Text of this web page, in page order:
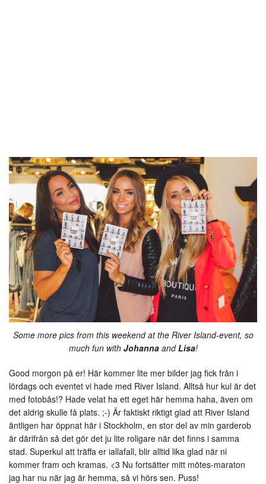
Some more pics from this weekend at the River Island-event, so
much fun with JohannaandLisa!
Good morgon på er! Här kommer lite mer bilder jag fick från i
lördags och eventet vi hade med River Island. Alltså hur kul är det
med fotobås!? Hade velat ha ett eget här hemma haha, även om
det aldrig skulle få plats. ;-) Är faktiskt riktigt glad att River Island
äntligen har öppnat här i Stockholm, en stor del av min garderob
är därifrån så det gör det ju lite roligare när det finns i samma
stad. Superkul att träffa er iallafall, blir alltid lika glad när ni
kommer fram och kramas. <3 Nu fortsätter mitt mötes-maraton
jag har nu när jag är hemma, så vi hörs sen. Puss!